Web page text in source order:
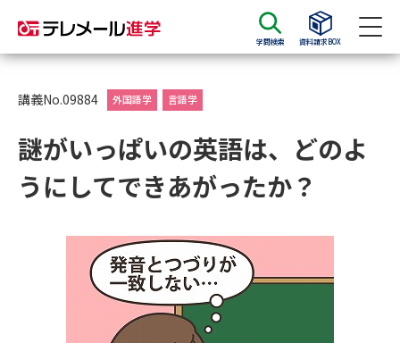
学問検索 資料請求BOX
資料請求
大学・短大の資料種類から請求
総合型選抜・学校推薦型選抜 募
大学入学共通テスト利用選抜の
募集要項＆願書
講義No.09884 外国語学 言語学
謎がいっぱいの英語は、どのよ
うにしてできあがったか？